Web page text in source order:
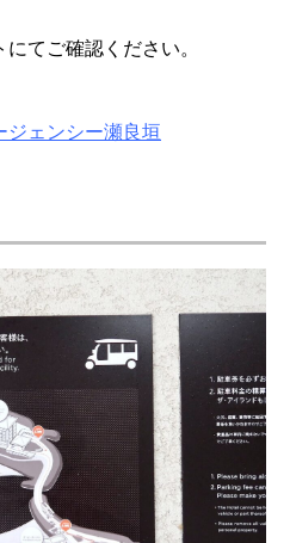
てご確認ください。
ジェンシー瀬良垣